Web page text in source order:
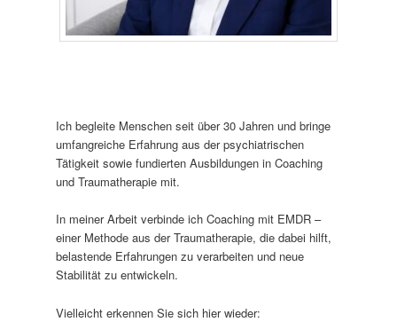
Ich begleite Menschen seit über 30 Jahren und bringe
umfangreiche Erfahrung aus der psychiatrischen
Tätigkeit sowie fundierten Ausbildungen in Coaching
und Traumatherapie mit.
In meiner Arbeit verbinde ich Coaching mit EMDR –
einer Methode aus der Traumatherapie, die dabei hilft,
belastende Erfahrungen zu verarbeiten und neue
Stabilität zu entwickeln.
Vielleicht erkennen Sie sich hier wieder: